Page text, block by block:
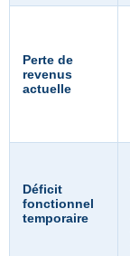
Perte de
revenus
actuelle
Déficit
fonctionnel
temporaire